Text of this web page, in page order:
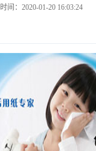
时间：2020-01-20 16:03:24